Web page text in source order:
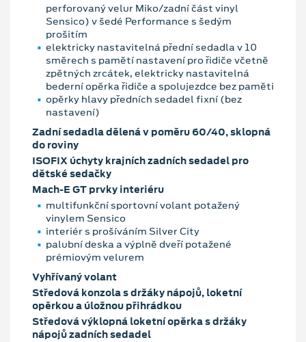
perforovaný velur Miko/zadní část vinyl
Sensico) v šedé Performance s šedým
prošitím
elektricky nastavitelná přední sedadla v 10
směrech s pamětí nastavení pro řidiče včetně
zpětných zrcátek, elektricky nastavitelná
bederní opěrka řidiče a spolujezdce bez paměti
opěrky hlavy předních sedadel fixní (bez
nastavení)
Zadní sedadla dělená v poměru 60/40, sklopná
do roviny
ISOFIX úchyty krajních zadních sedadel pro
dětské sedačky
Mach-E GT prvky interiéru
multifunkční sportovní volant potažený
vinylem Sensico
interiér s prošíváním Silver City
palubní deska a výplně dveří potažené
prémiovým velurem
Vyhřívaný volant
Středová konzola s držáky nápojů, loketní
opěrkou a úložnou přihrádkou
Středová výklopná loketní opěrka s držáky
nápojů zadních sedadel